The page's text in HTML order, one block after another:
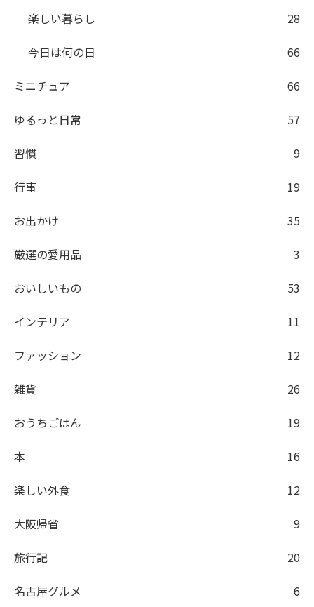
楽しい暮らし
28
今日は何の日
66
ミニチュア
66
ゆるっと日常
57
習慣
9
行事
19
お出かけ
35
厳選の愛用品
3
おいしいもの
53
インテリア
11
ファッション
12
雑貨
26
おうちごはん
19
本
16
楽しい外食
12
大阪帰省
9
旅行記
20
名古屋グルメ
6